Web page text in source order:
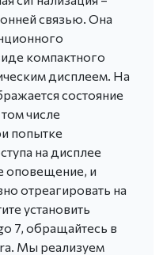
связью. Она
компактного
дисплеем. На
состояние
числе
попытке
на дисплее
оповещение, и
отреагировать на
установить
7, обращайтесь в
Мы реализуем